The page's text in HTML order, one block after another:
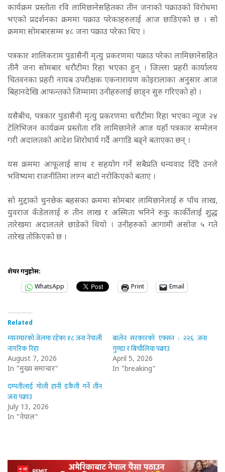
कार्यक्रम प्रस्तोता रवि लामिछानेसहितका तीन जनाको पक्राउको विरोधमा
भएको प्रदर्शनका क्रममा पक्राउ परेकाहरुलाई आज छाडिएको छ । सो
क्रममा सोमबारसम्म ४८ जना पक्राउ परेका थिए ।
पत्रकार शालिकराम पुडासैनी मृत्यु प्रकरणमा पक्राउ परेका लामिछानेसहित
तीनै जना सोमबार धरौटीमा रिहा भएका हुन् । जिल्ला प्रहरी कार्यालय
चितवनका प्रहरी नायब उपरीक्षक एकनारायण कोइरालाका अनुसार आज
बिहानदेखि आफन्तको जिम्मामा उनीहरुलाई छाड्न सुरु गरिएको हो ।
यसैबीच, पत्रकार पुडासैनी मृत्यु प्रकरणमा धरौटीमा रिहा भएका न्यूज २४
टेलिभिजन कार्यक्रम प्रस्तोता रवि लामिछानेले आज यहाँ पत्रकार सम्मेलन
गरी अदालतको आदेश शिरोधार्य गर्दै अगाडि बढ्ने बताएका छन् ।
यस क्रममा आफूलाई साथ र सहयोग गर्ने सबैप्रति धन्यवाद दिँदै उनले
भविष्यमा राजनीतिमा लाग्न बाटो नरोकिएको बताए ।
सो मुद्दाको थुनछेक बहसका क्रममा सोमबार लामिछानेलाई रु पाँच लाख,
युवराज कँडेललाई रु तीन लाख र अस्मिता भनिने रुकु कार्कीलाई शुद्ध
तारेखमा अदालतले छाडेको थियो । उनीहरुको आगामी असोज ५ गते
तारेख तोकिएको छ ।
शेयर गर्नुहोस:
WhatsApp
Print Email
Related
म्यानमारको जेलमा रहेका १८ जना नेपाली
नागरिक रिहा
August 7, 2026
In "मुख्य समाचार"
बालेन सरकारको एक्सन : २२६ जना
गुण्डा र बिचौलिया पक्राउ
April 5, 2026
In "breaking"
दम्पतीलाई गोली हानी डकैती गर्ने तीन
जना पक्राउ
July 13, 2026
In "नेपाल"